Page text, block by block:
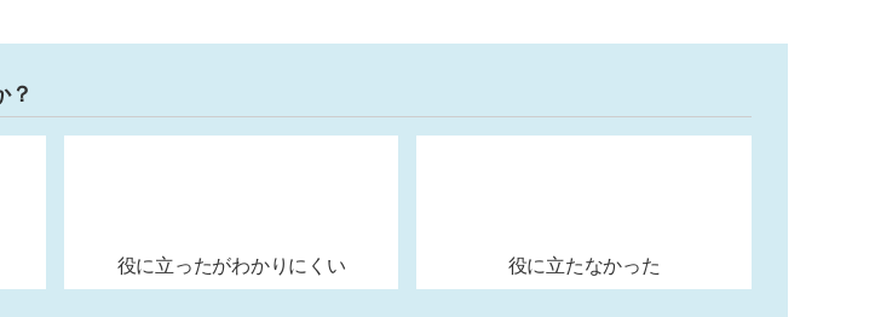
？
役に立ったがわかりにくい 役に立たなかった